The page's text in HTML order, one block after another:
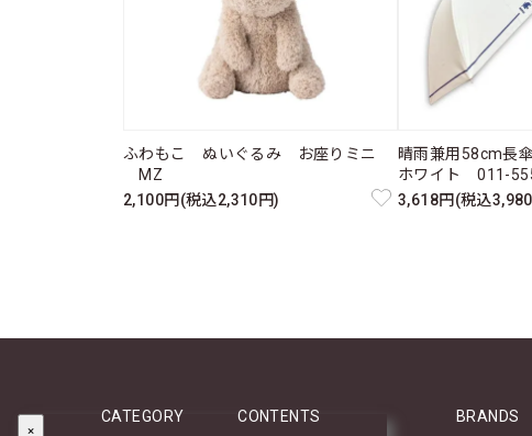
ふわもこ ぬいぐるみ お座りミニ
MZ
2,100円(税込2,310円)
晴雨兼用58cm長
ホワイト 011-
3,618円(税込
CATEGORY CONTENTS BRANDS
×